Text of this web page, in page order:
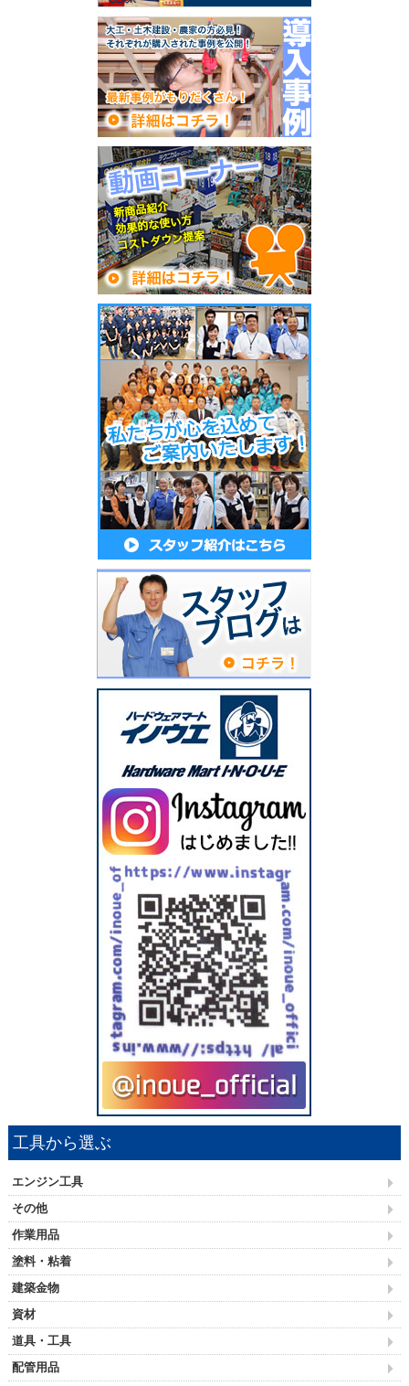
工具から選ぶ
エンジン工具
その他
作業用品
塗料・粘着
建築金物
資材
道具・工具
配管用品